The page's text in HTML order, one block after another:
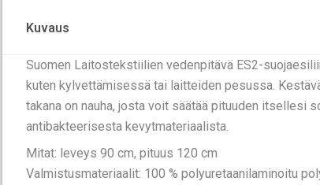
Kuvaus
Suomen Laitostekstiilien vedenpitävä ES2-
kuten kylvettämisessä tai laitteiden pesussa.
takana on nauha, josta voit säätää pituuden itsellesi
antibakteerisesta kevytmateriaalista.
Mitat: leveys 90 cm, pituus 120 cm
Valmistusmateriaalit: 100 % polyuretaanilaminoitu